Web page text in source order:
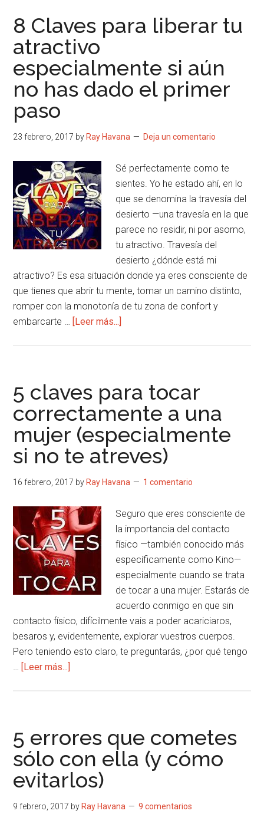
8 Claves para liberar tu
atractivo
especialmente si aún
no has dado el primer
paso
23 febrero, 2017 by Ray Havana Deja un comentario
Sé perfectamente como te
sientes. Yo he estado ahí, en lo
que se denomina la travesía del
desierto —una travesía en la que
parece no residir, ni por asomo,
tu atractivo. Travesía del
desierto ¿dónde está mi
atractivo? Es esa situación donde ya eres consciente de
que tienes que abrir tu mente, tomar un camino distinto,
romper con la monotonía de tu zona de confort y
embarcarte …
[Leer más...]
liberar
tu
atractivo
especialmente
si
dado
el
primer
paso
5 claves para tocar
correctamente a una
mujer (especialmente
si no te atreves)
16 febrero, 2017 by Ray Havana 1 comentario
Seguro que eres consciente de
la importancia del contacto
físico —también conocido más
específicamente como Kino—
especialmente cuando se trata
de tocar a una mujer. Estarás de
acuerdo conmigo en que sin
contacto físico, difícilmente vais a poder acariciaros,
besaros y, evidentemente, explorar vuestros cuerpos.
Pero teniendo esto claro, te preguntarás, ¿por qué tengo
…
[Leer más...]
tocar
correctamente
a
una
mujer
5 errores que cometes
sólo con ella (y cómo
evitarlos)
9 febrero, 2017 by Ray Havana 9 comentarios